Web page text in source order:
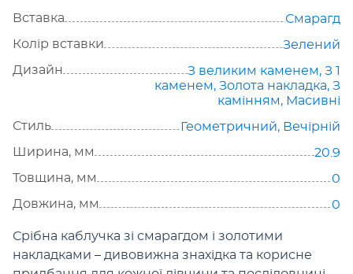
Вставка
Смарагд
Колір вставки
Зелений
Дизайн
З великим каменем, З 1
каменем, Золота накладка, З
камінням, Масивні
Стиль
Геометричний, Вечірній
Ширина, мм
20.9
Товщина, мм
0
Довжина, мм
0
Срібна каблучка зі смарагдом і золотими
накладками – дивовижна знахідка та корисне